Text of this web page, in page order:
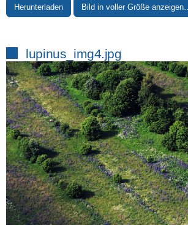
Herunterladen Bild in voller Größe anzeigen…
lupinus_img4.jpg